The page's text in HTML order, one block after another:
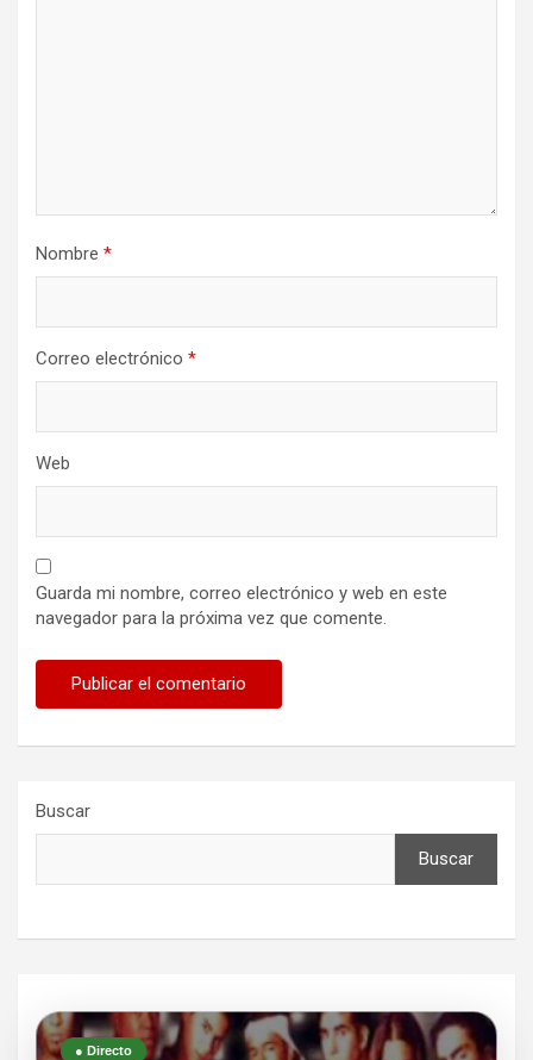
Nombre *
Correo electrónico *
Web
Guarda mi nombre, correo electrónico y web en este
navegador para la próxima vez que comente.
Buscar
Buscar
● Directo